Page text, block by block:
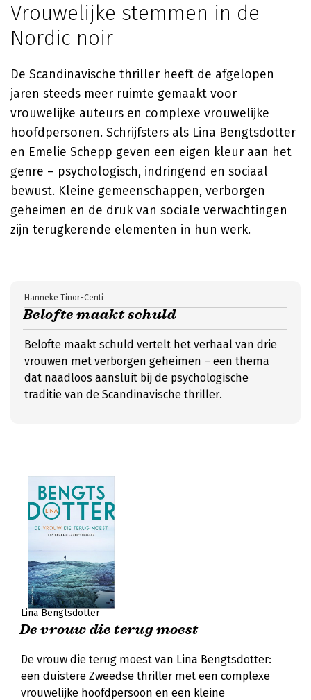
Vrouwelijke stemmen in de
Nordic noir
De Scandinavische thriller heeft de afgelopen
jaren steeds meer ruimte gemaakt voor
vrouwelijke auteurs en complexe vrouwelijke
hoofdpersonen. Schrijfsters als Lina Bengtsdotter
en Emelie Schepp geven een eigen kleur aan het
genre – psychologisch, indringend en sociaal
bewust. Kleine gemeenschappen, verborgen
geheimen en de druk van sociale verwachtingen
zijn terugkerende elementen in hun werk.
Belofte maakt schuld
Hanneke Tinor-Centi
Belofte maakt schuld vertelt het verhaal van drie
vrouwen met verborgen geheimen – een thema
dat naadloos aansluit bij de psychologische
traditie van de Scandinavische thriller.
Lina Bengtsdotter
De vrouw die terug moest
De vrouw die terug moest van Lina Bengtsdotter:
een duistere Zweedse thriller met een complexe
vrouwelijke hoofdpersoon en een kleine